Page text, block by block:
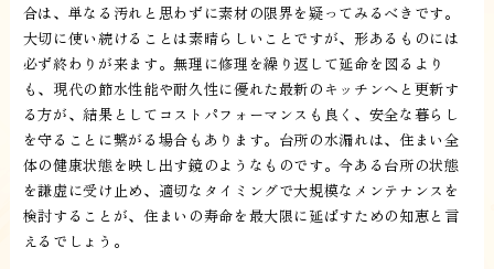
合は、単なる汚れと思わずに素材の限界を疑ってみるべきです。
大切に使い続けることは素晴らしいことですが、形あるものには
必ず終わりが来ます。無理に修理を繰り返して延命を図るより
も、現代の節水性能や耐久性に優れた最新のキッチンへと更新す
る方が、結果としてコストパフォーマンスも良く、安全な暮らし
を守ることに繋がる場合もあります。台所の水漏れは、住まい全
体の健康状態を映し出す鏡のようなものです。今ある台所の状態
を謙虚に受け止め、適切なタイミングで大規模なメンテナンスを
検討することが、住まいの寿命を最大限に延ばすための知恵と言
えるでしょう。